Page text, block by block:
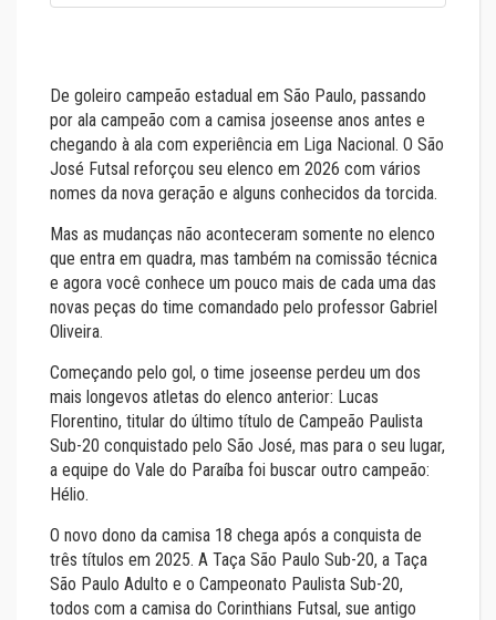
De goleiro campeão estadual em São Paulo, passando
por ala campeão com a camisa joseense anos antes e
chegando à ala com experiência em Liga Nacional. O São
José Futsal reforçou seu elenco em 2026 com vários
nomes da nova geração e alguns conhecidos da torcida.
Mas as mudanças não aconteceram somente no elenco
que entra em quadra, mas também na comissão técnica
e agora você conhece um pouco mais de cada uma das
novas peças do time comandado pelo professor Gabriel
Oliveira.
Começando pelo gol, o time joseense perdeu um dos
mais longevos atletas do elenco anterior: Lucas
Florentino, titular do último título de Campeão Paulista
Sub-20 conquistado pelo São José, mas para o seu lugar,
a equipe do Vale do Paraíba foi buscar outro campeão:
Hélio.
O novo dono da camisa 18 chega após a conquista de
três títulos em 2025. A Taça São Paulo Sub-20, a Taça
São Paulo Adulto e o Campeonato Paulista Sub-20,
todos com a camisa do Corinthians Futsal, sue antigo